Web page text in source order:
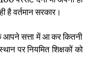
है वर्तमान सरकार।
आपने सत्ता में आ कर कितनी
पर नियमित शिक्षकों को